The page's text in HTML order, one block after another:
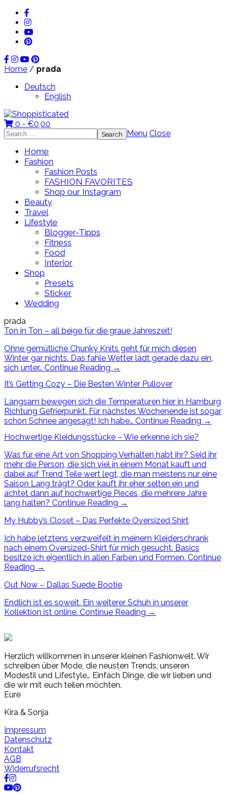
Home / prada
Deutsch
English
0 - €0,00
Search
for:
Menu Close
Home
Fashion
Fashion Posts
FASHION FAVORITES
Shop our Instagram
Beauty
Travel
Lifestyle
Blogger-Tipps
Fitness
Food
Interior
Shop
Presets
Sticker
Wedding
prada
Ton in Ton – all beige für die graue Jahreszeit!
Ohne gemütliche Chunky Knits geht für mich diesen
Winter gar nichts. Das fahle Wetter lädt gerade dazu ein,
sich unter… Continue Reading →
It’s Getting Cozy – Die Besten Winter Pullover
Langsam bewegen sich die Temperaturen hier in Hamburg
Richtung Gefrierpunkt. Für nächstes Wochenende ist sogar
schon Schnee angesagt! Ich habe… Continue Reading →
Hochwertige Kleidungsstücke – Wie erkenne ich sie?
Was für eine Art von Shopping Verhalten habt ihr? Seid ihr
mehr die Person, die sich viel in einem Monat kauft und
dabei auf Trend Teile wert legt, die man meistens nur eine
Saison Lang trägt? Oder kauft ihr eher selten ein und
achtet dann auf hochwertige Pieces, die mehrere Jahre
lang halten? Continue Reading →
My Hubby’s Closet – Das Perfekte Oversized Shirt
Ich habe letztens verzweifelt in meinem Kleiderschrank
nach einem Oversized-Shirt für mich gesucht. Basics
besitze ich eigentlich in allen Farben und Formen. Continue
Reading →
Out Now – Dallas Suede Bootie
Endlich ist es soweit. Ein weiterer Schuh in unserer
Kollektion ist online. Continue Reading →
Herzlich willkommen in unserer kleinen Fashionwelt. Wir
schreiben über Mode, die neusten Trends, unseren
Modestil und Lifestyle… Einfach Dinge, die wir lieben und
die wir mit euch teilen möchten.
Eure
Kira & Sonja
Impressum
Datenschutz
Kontakt
AGB
Widerrufsrecht